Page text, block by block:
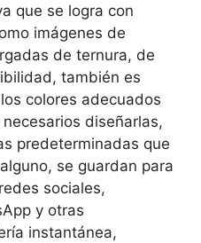
que se logra con
imágenes de
de ternura, de
también es
colores adecuados
diseñarlas,
predeterminadas que
se guardan para
sociales,
y otras
instantánea,